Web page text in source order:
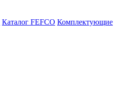
Каталог FEFCO Комплектующие